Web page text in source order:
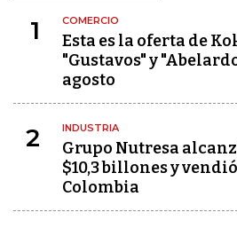
1 COMERCIO
Esta es la oferta de
"Gustavos" y
agosto
2 INDUSTRIA
Grupo Nutresa
$10,3 billones y
Colombia